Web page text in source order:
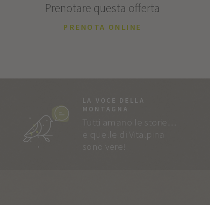
Prenotare questa offerta
PRENOTA ONLINE
LA VOCE DELLA
MONTAGNA
Tutti amano le storie…
e quelle di Vitalpina
sono vere!